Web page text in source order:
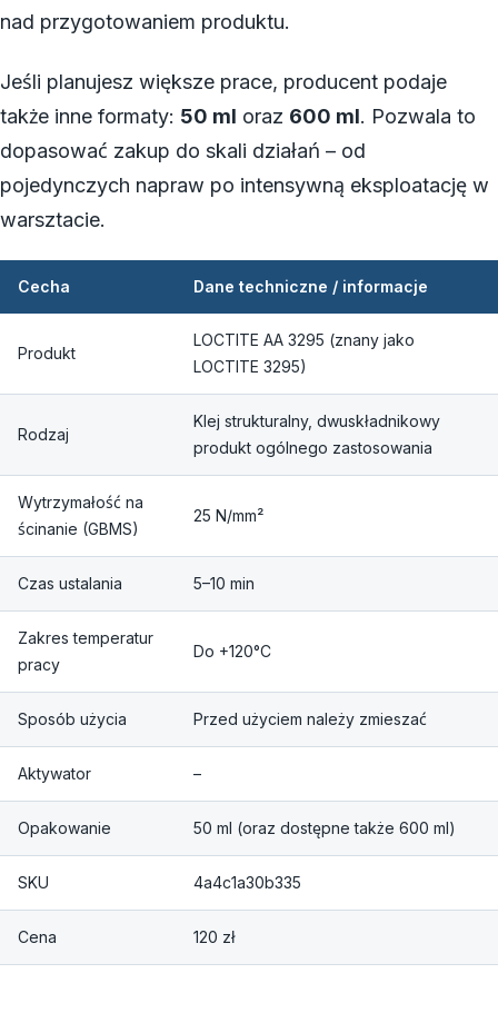
nad przygotowaniem produktu.
Jeśli planujesz większe prace, producent podaje
także inne formaty: 50 ml oraz 600 ml. Pozwala to
dopasować zakup do skali działań – od
pojedynczych napraw po intensywną eksploatację w
warsztacie.
Cecha Dane techniczne / informacje
Produkt
LOCTITE AA 3295 (znany jako
LOCTITE 3295)
Rodzaj
Klej strukturalny, dwuskładnikowy
produkt ogólnego zastosowania
Wytrzymałość na
ścinanie (GBMS)
25 N/mm²
Czas ustalania 5–10 min
Zakres temperatur
pracy
Do +120°C
Sposób użycia Przed użyciem należy zmieszać
Aktywator –
Opakowanie 50 ml (oraz dostępne także 600 ml)
SKU 4a4c1a30b335
Cena 120 zł